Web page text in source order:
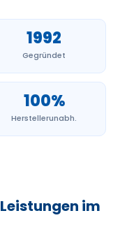
1992
Gegründet
100%
Herstellerunabh.
im